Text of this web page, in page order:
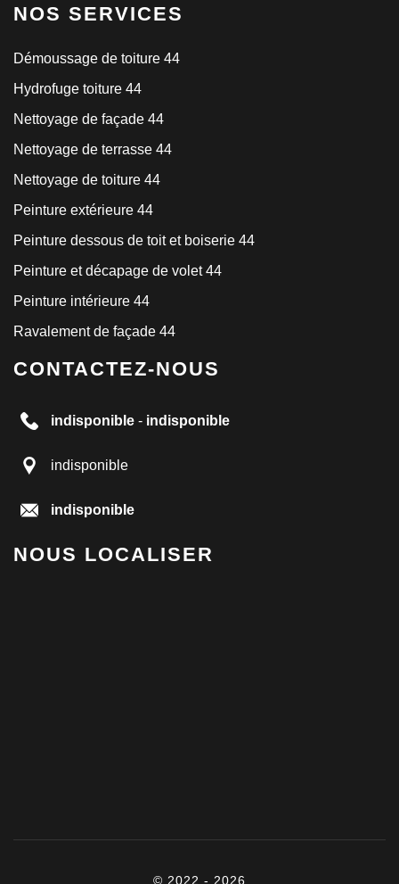
NOS SERVICES
Démoussage de toiture 44
Hydrofuge toiture 44
Nettoyage de façade 44
Nettoyage de terrasse 44
Nettoyage de toiture 44
Peinture extérieure 44
Peinture dessous de toit et boiserie 44
Peinture et décapage de volet 44
Peinture intérieure 44
Ravalement de façade 44
CONTACTEZ-NOUS
indisponible - indisponible
indisponible
indisponible
NOUS LOCALISER
© 2022 - 2026